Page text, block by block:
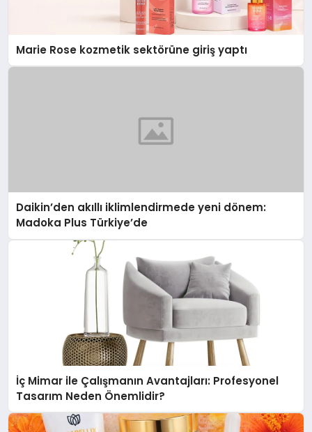
Marie Rose kozmetik sektörüne giriş yaptı
Daikin’den akıllı iklimlendirmede yeni dönem:
Madoka Plus Türkiye’de
İç Mimar ile Çalışmanın Avantajları: Profesyonel
Tasarım Neden Önemlidir?